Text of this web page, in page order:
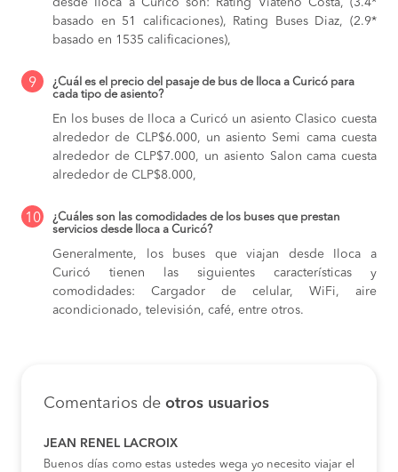
desde Iloca a Curicó son: Rating Viateno Costa, (3.4*
basado en 51 calificaciones), Rating Buses Diaz, (2.9*
basado en 1535 calificaciones),
9
¿Cuál es el precio del pasaje de bus de Iloca a Curicó para
cada tipo de asiento?
En los buses de Iloca a Curicó un asiento Clasico cuesta
alrededor de CLP$6.000, un asiento Semi cama cuesta
alrededor de CLP$7.000, un asiento Salon cama cuesta
alrededor de CLP$8.000,
10
¿Cuáles son las comodidades de los buses que prestan
servicios desde Iloca a Curicó?
Generalmente, los buses que viajan desde Iloca a
Curicó tienen las siguientes características y
comodidades: Cargador de celular, WiFi, aire
acondicionado, televisión, café, entre otros.
Comentarios de otros usuarios
JEAN RENEL LACROIX
Buenos días como estas ustedes wega yo necesito viajar el